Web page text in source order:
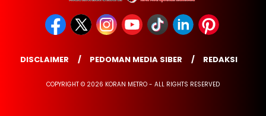
DISCLAIMER PEDOMAN MEDIA SIBER REDAKSI
COPYRIGHT © 2026 KORAN METRO - ALL RIGHTS RESERVED